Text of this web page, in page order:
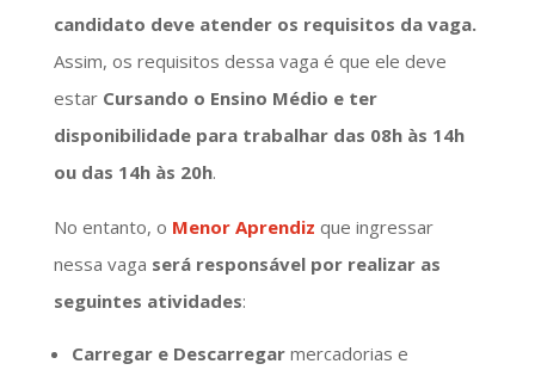
candidato deve atender os requisitos da vaga.
Assim, os requisitos dessa vaga é que ele deve
estar Cursando o Ensino Médio e ter
disponibilidade para trabalhar das 08h às 14h
ou das 14h às 20h.
No entanto, o Menor Aprendiz que ingressar
nessa vaga será responsável por realizar as
seguintes atividades:
Carregar e Descarregarmercadorias e